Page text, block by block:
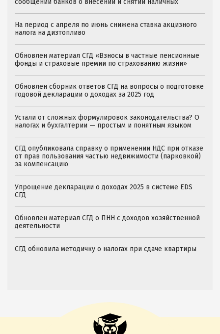
На период с апреля по июнь снижена ставка акцизного
налога на дизтопливо
Обновлен материал СГД «Взносы в частные пенсионные
фонды и страховые премии по страхованию жизни»
Обновлен сборник ответов СГД на вопросы о подготовке
годовой декларации о доходах за 2025 год
Устали от сложных формулировок законодательства? О
налогах и бухгалтерии — простым и понятным языком
СГД опубликовала справку о применении НДС при отказе
от прав пользования частью недвижимости (парковкой)
за компенсацию
Упрощение декларации о доходах 2025 в системе EDS
СГД
Обновлен материал СГД о ПНН с доходов хозяйственной
деятельности
СГД обновила методичку о налогах при сдаче квартиры